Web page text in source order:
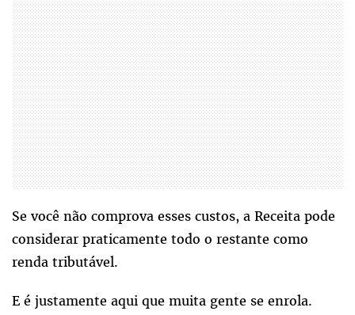
Se você não comprova esses custos, a Receita pode
considerar praticamente todo o restante como
renda tributável.
E é justamente aqui que muita gente se enrola.